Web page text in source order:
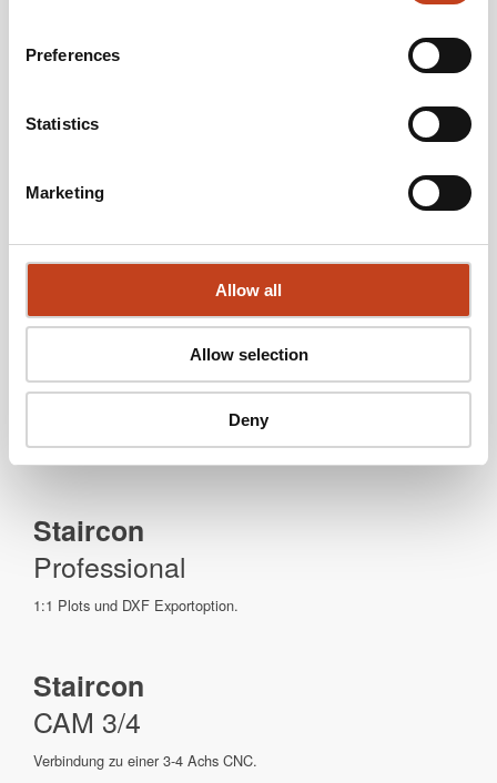
Preferences
Statistics
Marketing
Allow all
Allow selection
Deny
Sales Module
Entwurf und Verkauf mit 3D Ansicht.
Staircon
1:1 Schablonen-Druck, standard Treppenformen
Staircon
Professional
1:1 Plots und DXF Exportoption.
Staircon
CAM 3/4
Verbindung zu einer 3-4 Achs CNC.